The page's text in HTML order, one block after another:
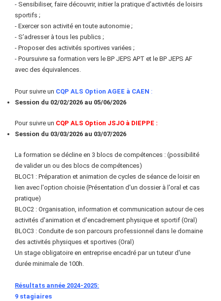
- Sensibiliser, faire découvrir, initier la pratique d’activités de loisirs
sportifs ;
- Exercer son activité en toute autonomie ;
- S’adresser à tous les publics ;
- Proposer des activités sportives variées ;
- Poursuivre sa formation vers le BP JEPS APT et le BP JEPS AF
avec des équivalences.
Pour suivre un CQP ALS Option AGEE à CAEN :
Session du 02/02/2026 au 05/06/2026
Pour suivre un CQP ALS Option JSJO à DIEPPE :
Session du 03/03/2026 au 03/07/2026
La formation se décline en 3 blocs de compétences : (possibilité
de valider un ou des blocs de compétences)
BLOC1 : Préparation et animation de cycles de séance de loisir en
lien avec l'option choisie (Présentation d'un dossier à l'oral et cas
pratique)
BLOC2 : Organisation, information et communication autour de ces
activités d'animation et d'encadrement physique et sportif (Oral)
BLOC3 : Conduite de son parcours professionnel dans le domaine
des activités physiques et sportives (Oral)
Un stage obligatoire en entreprise encadré par un tuteur d'une
durée minimale de 100h.
Résultats année 2024-2025:
9 stagiaires